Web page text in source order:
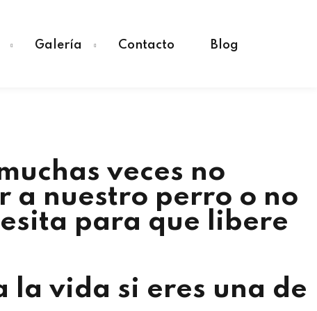
Galería Contacto Blog
veces no
a nuestro perro o no
para que libere
vida si eres una de